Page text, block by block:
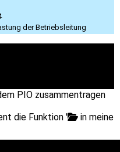
der Betriebsleitung
PIO zusammentragen
die Funktion '
in meine